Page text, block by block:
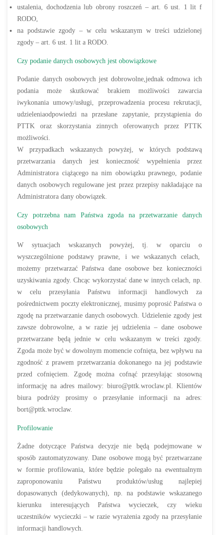
ustalenia, dochodzenia lub obrony roszczeń – art. 6 ust. 1 lit f
RODO,
na podstawie zgody – w celu wskazanym w treści udzielonej
zgody – art. 6 ust. 1 lit a RODO.
Czy podanie danych osobowych jest obowiązkowe
Podanie danych osobowych jest dobrowolne,jednak odmowa ich
podania może skutkować brakiem możliwości zawarcia
iwykonania umowy/usługi, przeprowadzenia procesu rekrutacji,
udzieleniaodpowiedzi na przesłane zapytanie, przystąpienia do
PTTK oraz skorzystania zinnych oferowanych przez PTTK
możliwości.
W przypadkach wskazanych powyżej, w których podstawą
przetwarzania danych jest konieczność wypełnienia przez
Administratora ciążącego na nim obowiązku prawnego, podanie
danych osobowych regulowane jest przez przepisy nakładające na
Administratora dany obowiązek.
Czy potrzebna nam Państwa zgoda na przetwarzanie danych
osobowych
W sytuacjach wskazanych powyżej, tj. w oparciu o
wyszczególnione podstawy prawne, i we wskazanych celach,
możemy przetwarzać Państwa dane osobowe bez konieczności
uzyskiwania zgody. Chcąc wykorzystać dane w innych celach, np.
w celu przesyłania Państwu informacji handlowych za
pośrednictwem poczty elektronicznej, musimy poprosić Państwa o
zgodę na przetwarzanie danych osobowych. Udzielenie zgody jest
zawsze dobrowolne, a w razie jej udzielenia – dane osobowe
przetwarzane będą jednie w celu wskazanym w treści zgody.
Zgoda może być w dowolnym momencie cofnięta, bez wpływu na
zgodność z prawem przetwarzania dokonanego na jej podstawie
przed cofnięciem. Zgodę można cofnąć przesyłając stosowną
informację na adres mailowy: biuro@pttk.wroclaw.pl. Klientów
biura podróży prosimy o przesyłanie informacji na adres:
bort@pttk.wroclaw.
Profilowanie
Żadne dotyczące Państwa decyzje nie będą podejmowane w
sposób zautomatyzowany. Dane osobowe mogą być przetwarzane
w formie profilowania, które będzie polegało na ewentualnym
zaproponowaniu Państwu produktów/usług najlepiej
dopasowanych (dedykowanych), np. na podstawie wskazanego
kierunku interesujących Państwa wycieczek, czy wieku
uczestników wycieczki – w razie wyrażenia zgody na przesyłanie
informacji handlowych.